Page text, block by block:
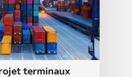
terminaux